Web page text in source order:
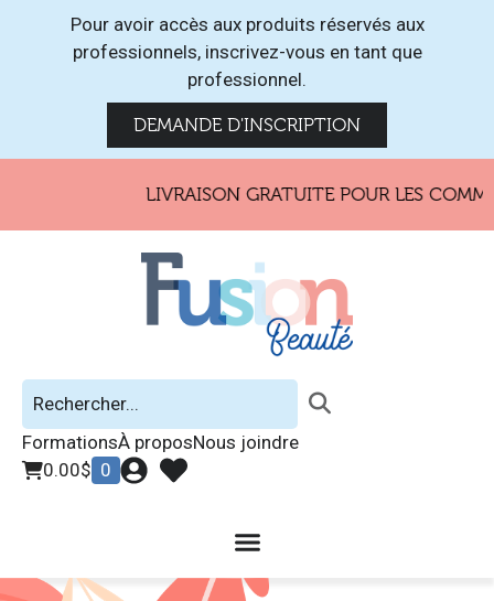
Pour avoir accès aux produits réservés aux
professionnels, inscrivez-vous en tant que
professionnel.
DEMANDE D'INSCRIPTION
LIVRAISON GRATUITE POUR LES
FormationsÀ proposNous joindre
0.00$ 0